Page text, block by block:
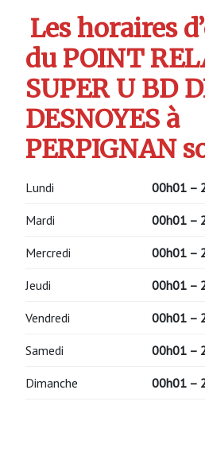
Les horaires
du POINT
SUPER U BD
DESNOYES à
PERPIGNAN
Lundi 00h01 –
Mardi 00h01 –
Mercredi 00h01 –
Jeudi 00h01 –
Vendredi 00h01 –
Samedi 00h01 –
Dimanche 00h01 –